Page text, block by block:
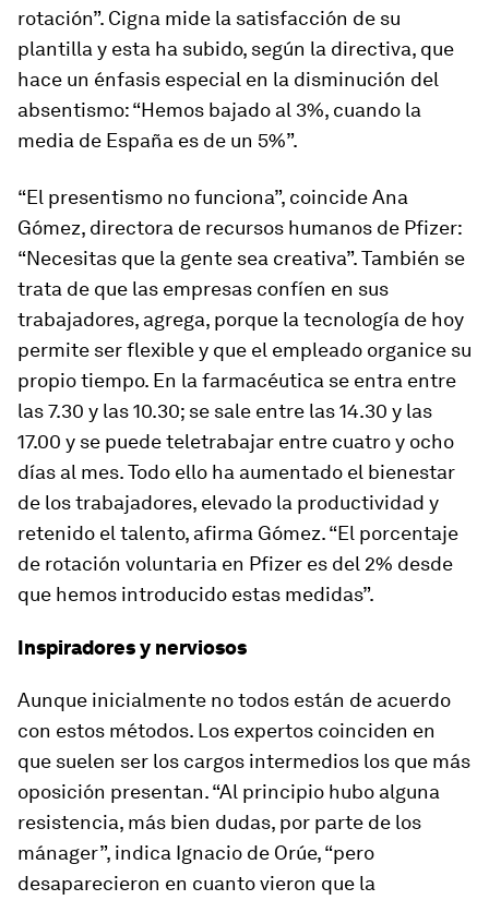
rotación”. Cigna mide la satisfacción de su
plantilla y esta ha subido, según la directiva, que
hace un énfasis especial en la disminución del
absentismo: “Hemos bajado al 3%, cuando la
media de España es de un 5%”.
“El presentismo no funciona”, coincide Ana
Gómez, directora de recursos humanos de Pfizer:
“Necesitas que la gente sea creativa”. También se
trata de que las empresas confíen en sus
trabajadores, agrega, porque la tecnología de hoy
permite ser flexible y que el empleado organice su
propio tiempo. En la farmacéutica se entra entre
las 7.30 y las 10.30; se sale entre las 14.30 y las
17.00 y se puede teletrabajar entre cuatro y ocho
días al mes. Todo ello ha aumentado el bienestar
de los trabajadores, elevado la productividad y
retenido el talento, afirma Gómez. “El porcentaje
de rotación voluntaria en Pfizer es del 2% desde
que hemos introducido estas medidas”.
Inspiradores y nerviosos
Aunque inicialmente no todos están de acuerdo
con estos métodos. Los expertos coinciden en
que suelen ser los cargos intermedios los que más
oposición presentan. “Al principio hubo alguna
resistencia, más bien dudas, por parte de los
mánager”, indica Ignacio de Orúe, “pero
desaparecieron en cuanto vieron que la